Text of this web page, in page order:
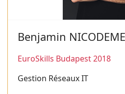
Benjamin NICODEME
EuroSkills Budapest 2018
Gestion Réseaux IT